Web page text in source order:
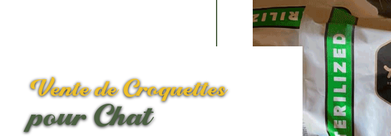
Vente de Croquettes
pour Chat